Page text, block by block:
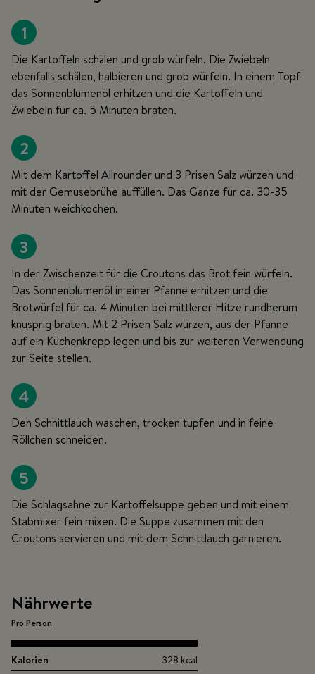
1
Die Kartoffeln schälen und grob würfeln. Die Zwiebeln
ebenfalls schälen, halbieren und grob würfeln. In einem Topf
das Sonnenblumenöl erhitzen und die Kartoffeln und
Zwiebeln für ca. 5 Minuten braten.
2
Mit dem Kartoffel Allrounder und 3 Prisen Salz würzen und
mit der Gemüsebrühe auffüllen. Das Ganze für ca. 30-35
Minuten weichkochen.
3
In der Zwischenzeit für die Croutons das Brot fein würfeln.
Das Sonnenblumenöl in einer Pfanne erhitzen und die
Brotwürfel für ca. 4 Minuten bei mittlerer Hitze rundherum
knusprig braten. Mit 2 Prisen Salz würzen, aus der Pfanne
auf ein Küchenkrepp legen und bis zur weiteren Verwendung
zur Seite stellen.
4
Den Schnittlauch waschen, trocken tupfen und in feine
Röllchen schneiden.
5
Die Schlagsahne zur Kartoffelsuppe geben und mit einem
Stabmixer fein mixen. Die Suppe zusammen mit den
Croutons servieren und mit dem Schnittlauch garnieren.
Nährwerte
Pro Person
Kalorien
328 kcal